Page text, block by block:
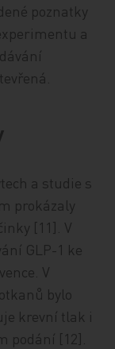
poznatky
a
a studie s
prokázaly
[11]. V
GLP-1 ke
V
bylo
krevní tlak i
podání [12].